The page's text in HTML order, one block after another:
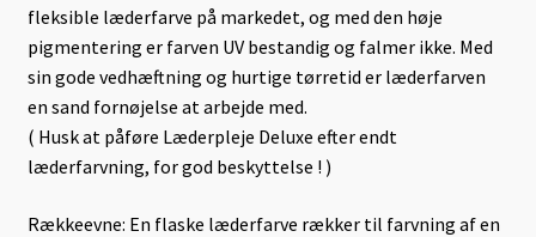
fleksible læderfarve på markedet, og med den høje
pigmentering er farven UV bestandig og falmer ikke. Med
sin gode vedhæftning og hurtige tørretid er læderfarven
en sand fornøjelse at arbejde med.
( Husk at påføre Læderpleje Deluxe efter endt
læderfarvning, for god beskyttelse ! )
Rækkeevne: En flaske læderfarve rækker til farvning af en